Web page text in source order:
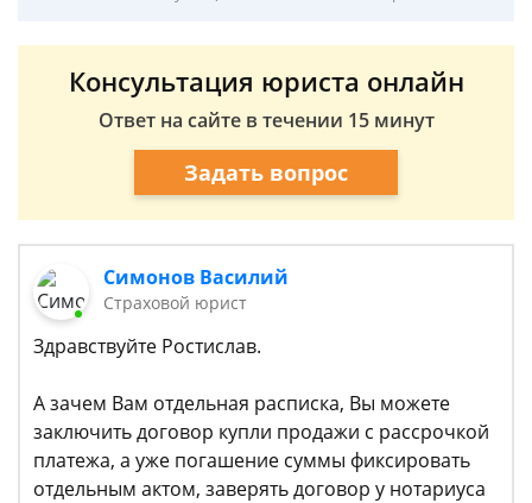
Консультация юриста онлайн
Ответ на сайте в течении 15 минут
Задать вопрос
Симонов Василий
Страховой юрист
Здравствуйте Ростислав.
А зачем Вам отдельная расписка, Вы можете
заключить договор купли продажи с рассрочкой
платежа, а уже погашение суммы фиксировать
отдельным актом, заверять договор у нотариуса